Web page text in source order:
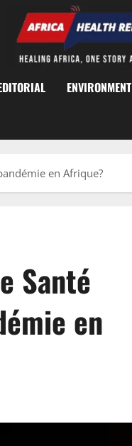
ENVIRONMENT
en Afrique?
Santé
en